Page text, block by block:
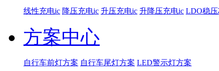
线性充电ic 降压充电ic 升压充电ic 升降压充电ic LDO稳
方案中心
自行车前灯方案 自行车尾灯方案 LED警示灯方案